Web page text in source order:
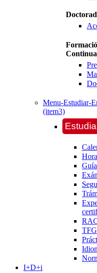
Continua
Menu-Estudiar-
(item3)
TFG
I+D+i